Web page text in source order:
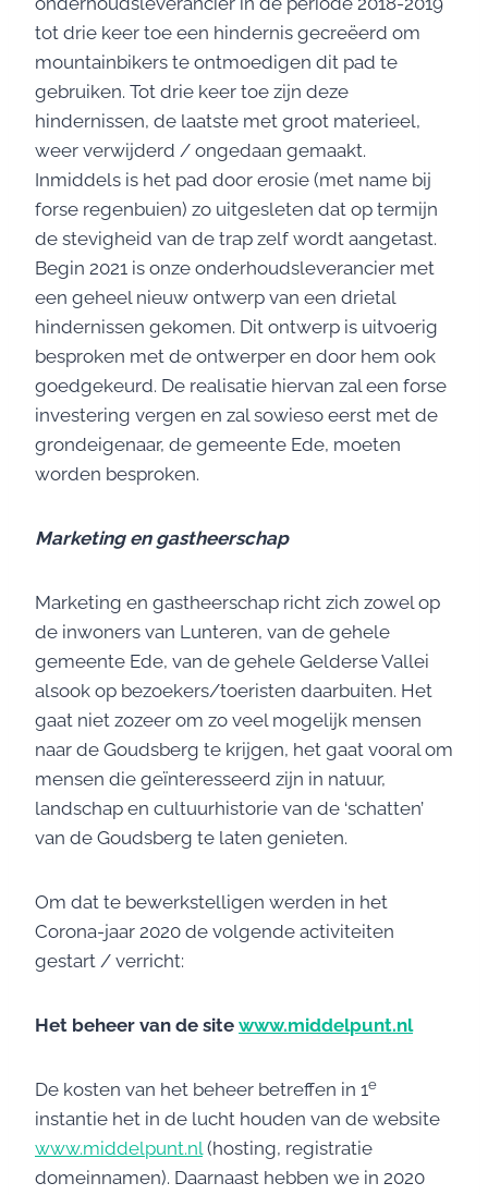
tot drie keer toe een hindernis gecreëerd om
mountainbikers te ontmoedigen dit pad te
gebruiken. Tot drie keer toe zijn deze
hindernissen, de laatste met groot materieel,
weer verwijderd / ongedaan gemaakt.
Inmiddels is het pad door erosie (met name bij
forse regenbuien) zo uitgesleten dat op termijn
de stevigheid van de trap zelf wordt aangetast.
Begin 2021 is onze onderhoudsleverancier met
een geheel nieuw ontwerp van een drietal
hindernissen gekomen. Dit ontwerp is uitvoerig
besproken met de ontwerper en door hem ook
goedgekeurd. De realisatie hiervan zal een forse
investering vergen en zal sowieso eerst met de
grondeigenaar, de gemeente Ede, moeten
worden besproken.
Marketing en gastheerschap
Marketing en gastheerschap richt zich zowel op
de inwoners van Lunteren, van de gehele
gemeente Ede, van de gehele Gelderse Vallei
alsook op bezoekers/toeristen daarbuiten. Het
gaat niet zozeer om zo veel mogelijk mensen
naar de Goudsberg te krijgen, het gaat vooral om
mensen die geïnteresseerd zijn in natuur,
landschap en cultuurhistorie van de ‘schatten’
van de Goudsberg te laten genieten.
Om dat te bewerkstelligen werden in het
Corona-jaar 2020 de volgende activiteiten
gestart / verricht:
Het beheer van de site www.middelpunt.nl
De kosten van het beheer betreffen in 1e
instantie het in de lucht houden van de website
www.middelpunt.nl(hosting, registratie
domeinnamen). Daarnaast hebben we in 2020